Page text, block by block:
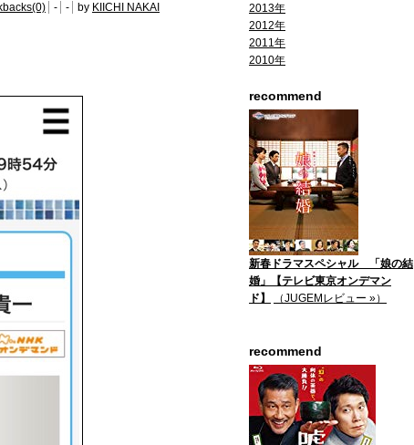
- - by KIICHI NAKAI
2013年
2012年
2011年
2010年
recommend
新春ドラマスペシャル 「娘の結
婚」【テレビ東京オンデマン
ド】
（JUGEMレビュー »）
recommend